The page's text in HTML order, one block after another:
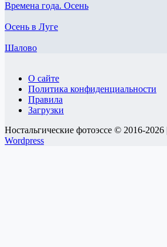
Времена года. Осень
Осень в Луге
Шалово
О сайте
Политика конфиденциальности
Правила
Загрузки
Ностальгические фотоэссе © 2016-2026
Wordpress